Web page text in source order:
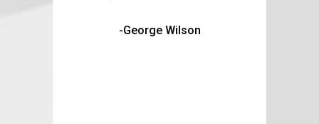
-George Wilson